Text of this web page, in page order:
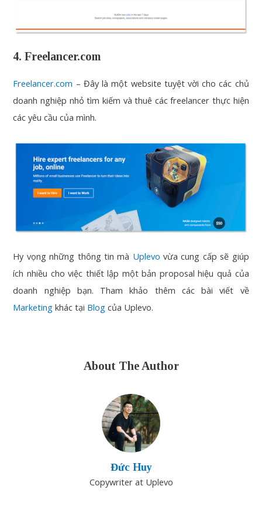
4. Freelancer.com
Freelancer.com – Đây là một website tuyệt vời cho các chủ
doanh nghiệp nhỏ tìm kiếm và thuê các freelancer thực hiện
các yêu cầu của mình.
Hy vọng những thông tin mà Uplevo vừa cung cấp sẽ giúp
ích nhiều cho việc thiết lập một bản proposal hiệu quả của
doanh nghiệp bạn. Tham khảo thêm các bài viết về
Marketing khác tại Blog của Uplevo.
About The Author
Đức Huy
Copywriter at Uplevo